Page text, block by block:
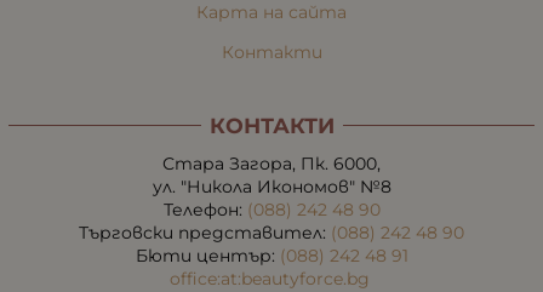
Карта на сайта
Контакти
КОНТАКТИ
Стара Загора, Пк. 6000,
ул. "Никола Икономов" №8
Телефон: (088) 242 48 90
Търговски представител: (088) 242 48 90
Бюти център: (088) 242 48 91
office:at:beautyforce.bg